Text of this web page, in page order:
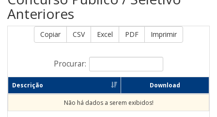
Anteriores
Copiar CSV Excel PDF Imprimir
Procurar:
Descrição Download
Não há dados a serem exibidos!